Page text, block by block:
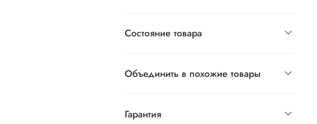
Состояние товара
Объединить в похожие товары
Гарантия